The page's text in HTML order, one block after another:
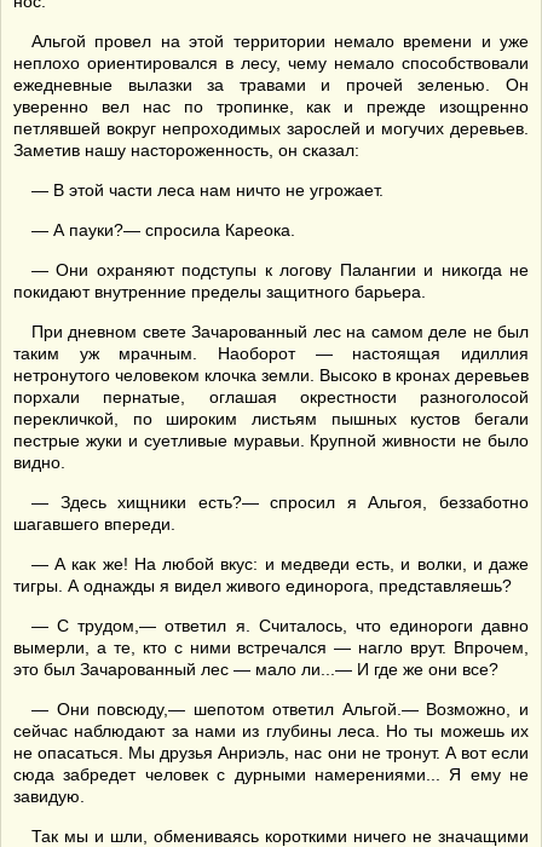
Альгой провел на этой территории немало времени и уже
неплохо ориентировался в лесу, чему немало способствовали
ежедневные вылазки за травами и прочей зеленью. Он
уверенно вел нас по тропинке, как и прежде изощренно
петлявшей вокруг непроходимых зарослей и могучих деревьев.
Заметив нашу настороженность, он сказал:
— В этой части леса нам ничто не угрожает.
— А пауки?— спросила Кареока.
— Они охраняют подступы к логову Палангии и никогда не
покидают внутренние пределы защитного барьера.
При дневном свете Зачарованный лес на самом деле не был
таким уж мрачным. Наоборот — настоящая идиллия
нетронутого человеком клочка земли. Высоко в кронах деревьев
порхали пернатые, оглашая окрестности разноголосой
перекличкой, по широким листьям пышных кустов бегали
пестрые жуки и суетливые муравьи. Крупной живности не было
видно.
— Здесь хищники есть?— спросил я Альгоя, беззаботно
шагавшего впереди.
— А как же! На любой вкус: и медведи есть, и волки, и даже
тигры. А однажды я видел живого единорога, представляешь?
— С трудом,— ответил я. Считалось, что единороги давно
вымерли, а те, кто с ними встречался — нагло врут. Впрочем,
это был Зачарованный лес — мало ли...— И где же они все?
— Они повсюду,— шепотом ответил Альгой.— Возможно, и
сейчас наблюдают за нами из глубины леса. Но ты можешь их
не опасаться. Мы друзья Анриэль, нас они не тронут. А вот если
сюда забредет человек с дурными намерениями... Я ему не
завидую.
Так мы и шли, обмениваясь короткими ничего не значащими